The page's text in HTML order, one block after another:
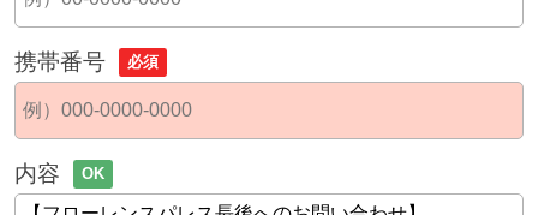
携帯番号 必須
内容 OK